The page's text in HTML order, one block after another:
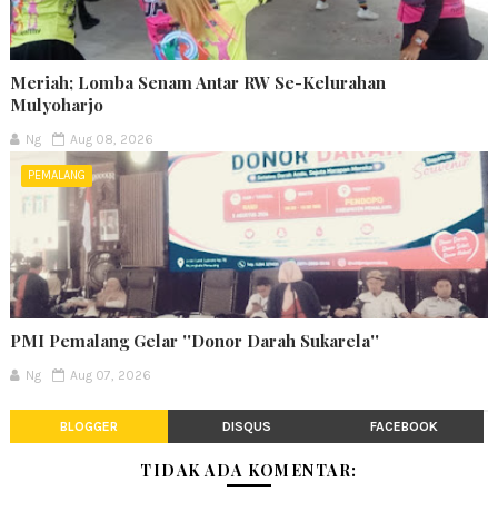
Meriah; Lomba Senam Antar RW Se-Kelurahan
Mulyoharjo
Ng Aug 08, 2026
PEMALANG
PMI Pemalang Gelar ''Donor Darah Sukarela''
Ng Aug 07, 2026
BLOGGER DISQUS FACEBOOK
TIDAK ADA KOMENTAR: